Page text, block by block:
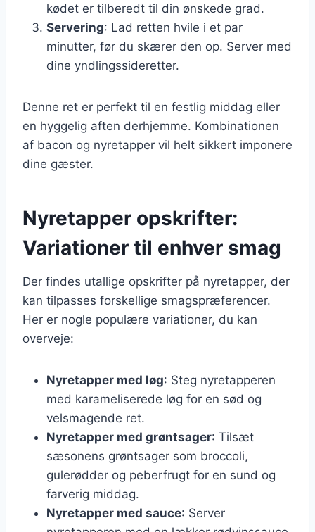
kødet er tilberedt til din ønskede grad.
Servering: Lad retten hvile i et par
minutter, før du skærer den op. Server med
dine yndlingssideretter.
Denne ret er perfekt til en festlig middag eller
en hyggelig aften derhjemme. Kombinationen
af bacon og nyretapper vil helt sikkert imponere
dine gæster.
Nyretapper opskrifter:
Variationer til enhver smag
Der findes utallige opskrifter på nyretapper, der
kan tilpasses forskellige smagspræferencer.
Her er nogle populære variationer, du kan
overveje:
Nyretapper med løg: Steg nyretapperen
med karameliserede løg for en sød og
velsmagende ret.
Nyretapper med grøntsager: Tilsæt
sæsonens grøntsager som broccoli,
gulerødder og peberfrugt for en sund og
farverig middag.
Nyretapper med sauce: Server